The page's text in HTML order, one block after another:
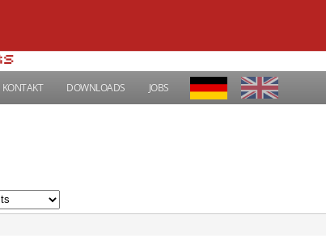
KONTAKT DOWNLOADS JOBS